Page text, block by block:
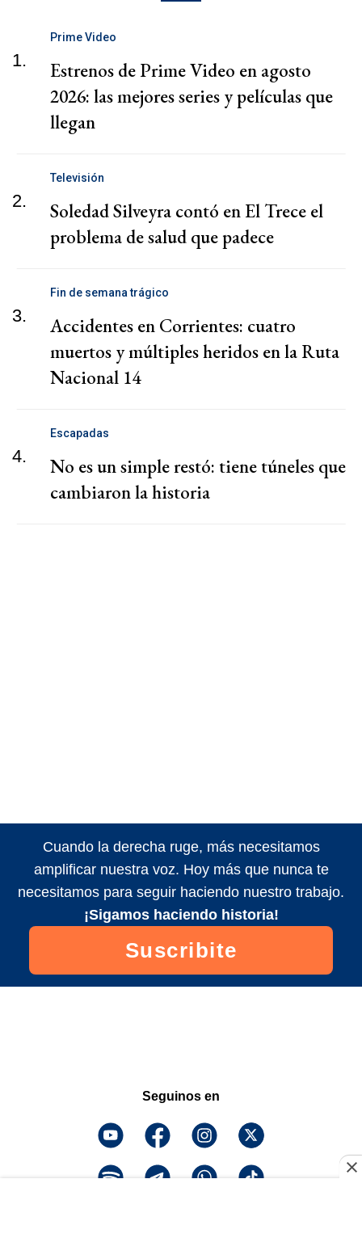
1.
Prime Video
Estrenos de Prime Video en agosto
2026: las mejores series y películas que
llegan
2.
Televisión
Soledad Silveyra contó en El Trece el
problema de salud que padece
3.
Fin de semana trágico
Accidentes en Corrientes: cuatro
muertos y múltiples heridos en la Ruta
Nacional 14
4.
Escapadas
No es un simple restó: tiene túneles que
cambiaron la historia
Cuando la derecha ruge, más necesitamos
amplificar nuestra voz. Hoy más que nunca te
necesitamos para seguir haciendo nuestro trabajo.
¡Sigamos haciendo historia!
Suscribite
Seguinos en